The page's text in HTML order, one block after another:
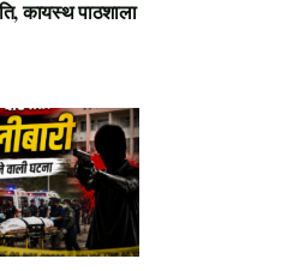
कायस्थ पाठशाला